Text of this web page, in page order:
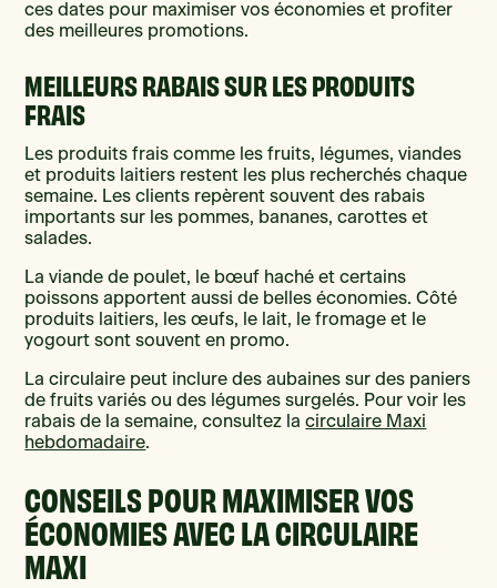
ces dates pour maximiser vos économies et profiter
des meilleures promotions.
MEILLEURS RABAIS SUR LES PRODUITS
FRAIS
Les produits frais comme les fruits, légumes, viandes
et produits laitiers restent les plus recherchés chaque
semaine. Les clients repèrent souvent des rabais
importants sur les pommes, bananes, carottes et
salades.
La viande de poulet, le bœuf haché et certains
poissons apportent aussi de belles économies. Côté
produits laitiers, les œufs, le lait, le fromage et le
yogourt sont souvent en promo.
La circulaire peut inclure des aubaines sur des paniers
de fruits variés ou des légumes surgelés. Pour voir les
rabais de la semaine, consultez lacirculaire Maxi
hebdomadaire.
CONSEILS POUR MAXIMISER VOS
ÉCONOMIES AVEC LA CIRCULAIRE
MAXI